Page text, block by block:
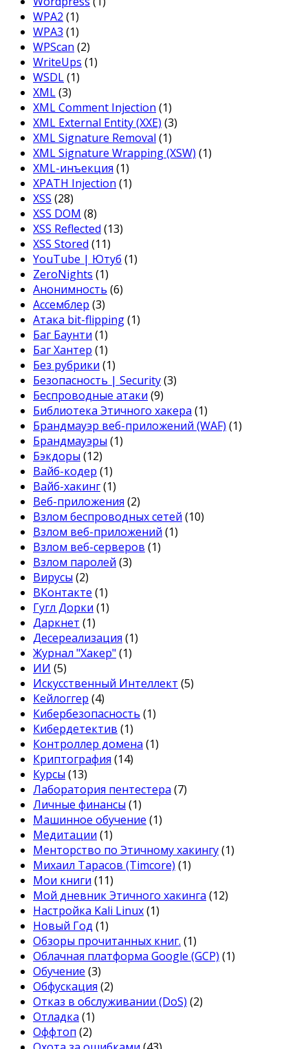
WPA2 (1)
WPA3 (1)
WPScan (2)
WriteUps (1)
WSDL(1)
XML(3)
XML Comment Injection (1)
XML External Entity (XXE) (3)
XML Signature Removal (1)
XML Signature Wrapping (XSW) (1)
XML-инъекция (1)
XPATH Injection (1)
XSS (28)
XSS DOM (8)
XSS Reflected (13)
XSS Stored (11)
YouTube | Ютуб (1)
ZeroNights (1)
Анонимность (6)
Ассемблер (3)
Атака bit-flipping(1)
Баг Баунти (1)
Баг Хантер (1)
Без рубрики (1)
Безопасность | Security(3)
Беспроводные атаки (9)
Библиотека Этичного хакера (1)
Брандмауэр веб-приложений (WAF) (1)
Брандмауэры (1)
Бэкдоры (12)
Вайб-кодер (1)
Вайб-хакинг(1)
Веб-приложения (2)
Взлом беспроводных сетей (10)
Взлом веб-приложений (1)
Взлом веб-серверов (1)
Взлом паролей (3)
Вирусы (2)
ВКонтакте (1)
Гугл Дорки (1)
Даркнет (1)
Десереализация (1)
Журнал "Хакер" (1)
ИИ (5)
Искусственный Интеллект (5)
Кейлоггер (4)
Кибербезопасность (1)
Кибердетектив (1)
Контроллер домена (1)
Криптография (14)
Курсы (13)
Лаборатория пентестера (7)
Личные финансы (1)
Машинное обучение (1)
Медитации (1)
Менторство по Этичному хакингу(1)
Михаил Тарасов (Timcore) (1)
Мои книги (11)
Мой дневник Этичного хакинга (12)
Настройка Kali Linux(1)
Новый Год (1)
Обзоры прочитанных книг. (1)
Облачная платформа Google (GCP) (1)
Обучение (3)
Обфускация (2)
Отказ в обслуживании (DoS) (2)
Отладка (1)
Оффтоп (2)